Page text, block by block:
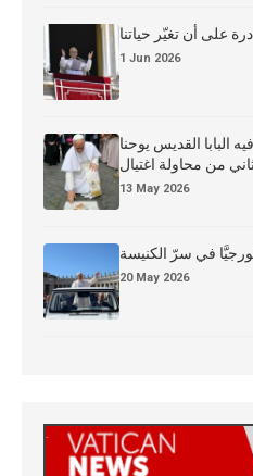
على أن تغيّر حياتنا
1 Jun 2026
البابا القديس يوحنا
من محاولة اغتيال
13 May 2026
في سرّ الكنيسة
20 May 2026